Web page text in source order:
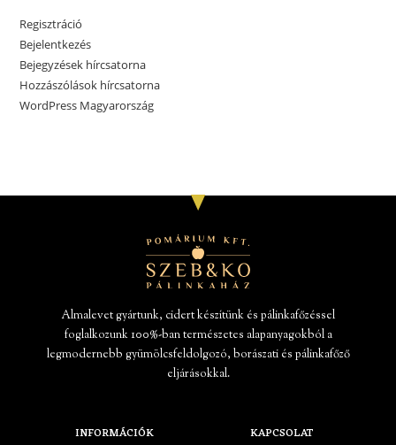
Regisztráció
Bejelentkezés
Bejegyzések hírcsatorna
Hozzászólások hírcsatorna
WordPress Magyarország
Almalevet gyártunk, cidert készítünk és pálinkafőzéssel
foglalkozunk 100%-ban természetes alapanyagokból a
legmodernebb gyümölcsfeldolgozó, borászati és pálinkafőző
eljárásokkal.
INFORMÁCIÓK KAPCSOLAT